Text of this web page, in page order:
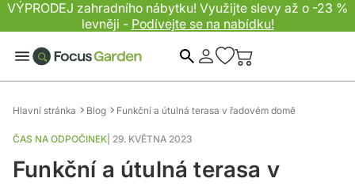
VÝPRODEJ zahradního nábytku! Využijte slevy až o -23 %
levněji - Podívejte se na nabídku!
Hlavní stránka Blog Funkční a útulná terasa v řadovém domě
ČAS NA ODPOČINEK 29. KVĚTNA 2023
Funkční a útulná terasa v